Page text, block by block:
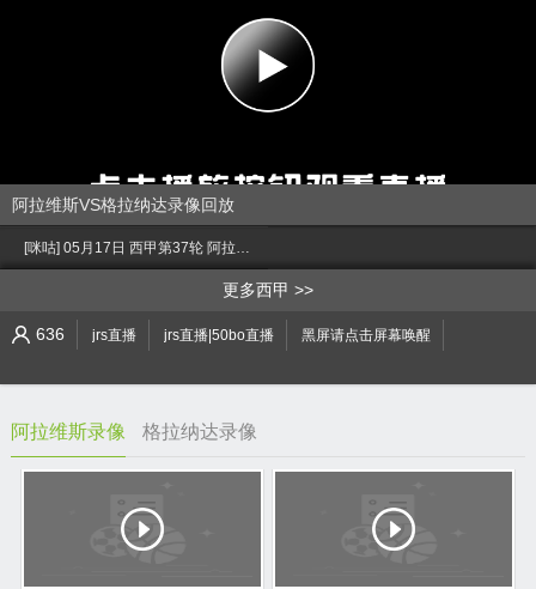
>
阿拉维斯VS格拉纳达录像回放
[咪咕] 05月17日 西甲第37轮 阿拉维斯vs格拉纳达 全场录像 [小窗口/手机/Pad观看]
更多西甲
636 jrs直播 jrs直播|50bo直播 黑屏请点击屏幕唤醒
阿拉维斯录像 格拉纳达录像